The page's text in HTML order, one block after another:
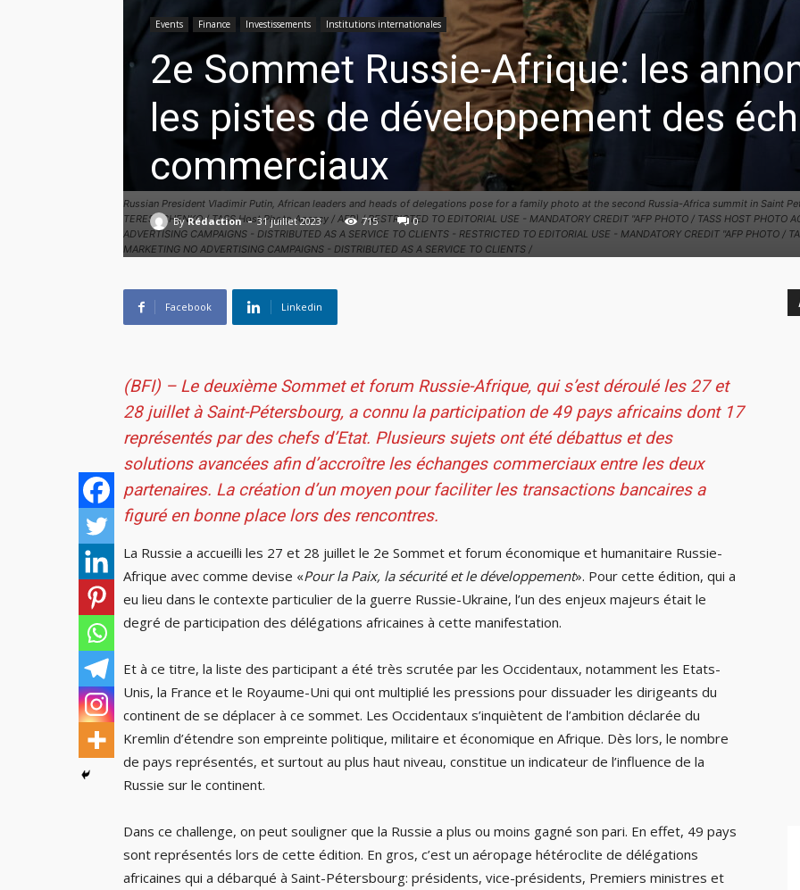
Russian President Vladimir Putin, African leaders and heads of delegations pose for a family photo at the second Russia-Africa summit in Saint
TERESHCHENKO / TASS Host Photo Agency / AFP) / RESTRICTED TO EDITORIAL USE - MANDATORY CREDIT "AFP PHOTO / TASS HOST PHOTO
ADVERTISING CAMPAIGNS - DISTRIBUTED AS A SERVICE TO CLIENTS - RESTRICTED TO EDITORIAL USE - MANDATORY CREDIT "AFP
MARKETING NO ADVERTISING CAMPAIGNS - DISTRIBUTED AS A SERVICE TO CLIENTS /
Events Finance Investissements Institutions internationales
2e Sommet Russie-Afrique: les
les pistes de développement des
commerciaux
By Rédaction - 31 juillet 2023 715 0
Facebook Linkedin
(BFI) – Le deuxième Sommet et forum Russie-Afrique, qui s’est déroulé les 27 et
28 juillet à Saint-Pétersbourg, a connu la participation de 49 pays africains dont 17
représentés par des chefs d’Etat. Plusieurs sujets ont été débattus et des
solutions avancées afin d’accroître les échanges commerciaux entre les deux
partenaires. La création d’un moyen pour faciliter les transactions bancaires a
figuré en bonne place lors des rencontres.
La Russie a accueilli les 27 et 28 juillet le 2e Sommet et forum économique et humanitaire Russie-
Afrique avec comme devise «Pour la Paix, la sécurité et le développement». Pour cette édition, qui a
eu lieu dans le contexte particulier de la guerre Russie-Ukraine, l’un des enjeux majeurs était le
degré de participation des délégations africaines à cette manifestation.
Et à ce titre, la liste des participant a été très scrutée par les Occidentaux, notamment les Etats-
Unis, la France et le Royaume-Uni qui ont multiplié les pressions pour dissuader les dirigeants du
continent de se déplacer à ce sommet. Les Occidentaux s’inquiètent de l’ambition déclarée du
Kremlin d’étendre son empreinte politique, militaire et économique en Afrique. Dès lors, le nombre
de pays représentés, et surtout au plus haut niveau, constitue un indicateur de l’influence de la
Russie sur le continent.
Dans ce challenge, on peut souligner que la Russie a plus ou moins gagné son pari. En effet, 49 pays
sont représentés lors de cette édition. En gros, c’est un aéropage hétéroclite de délégations
africaines qui a débarqué à Saint-Pétersbourg: présidents, vice-présidents, Premiers ministres et